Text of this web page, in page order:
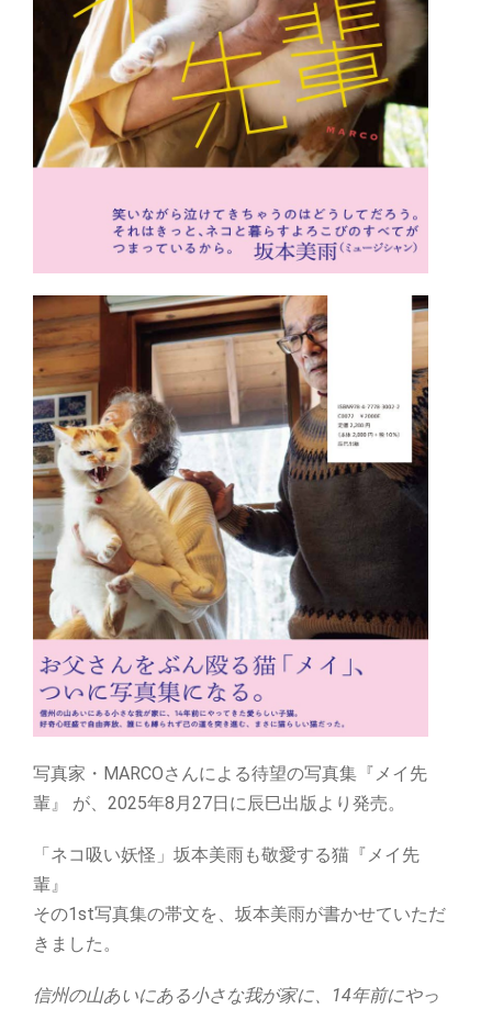
写真家・MARCOさんによる待望の写真集『メイ先
輩』 が、2025年8月27日に辰巳出版より発売。
「ネコ吸い妖怪」坂本美雨も敬愛する猫『メイ先
輩』
その1st写真集の帯文を、坂本美雨が書かせていただ
きました。
信州の山あいにある小さな我が家に、14年前にやっ